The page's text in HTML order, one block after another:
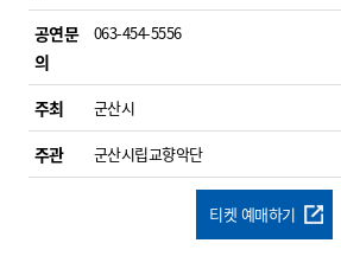
공연문
의
063-454-5556
주최 군산시
주관 군산시립교향악단
티켓 예매하기